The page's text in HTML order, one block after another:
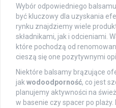
Wybór odpowiedniego
być kluczowy dla uzyskania
rynku znajdziemy wiele
składnikami, jak i odcieniami.
które pochodzą od
cieszą się one pozytywnymi
Niektóre balsamy brązujące
jakwodoodporność, co jest
planujemy aktywności na
w basenie czy spacer po